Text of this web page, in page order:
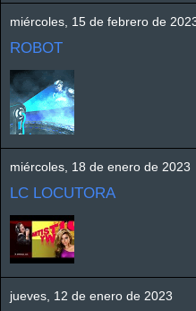
miércoles, 15 de febrero de
ROBOT
miércoles, 18 de enero de 2023
LC LOCUTORA
jueves, 12 de enero de 2023